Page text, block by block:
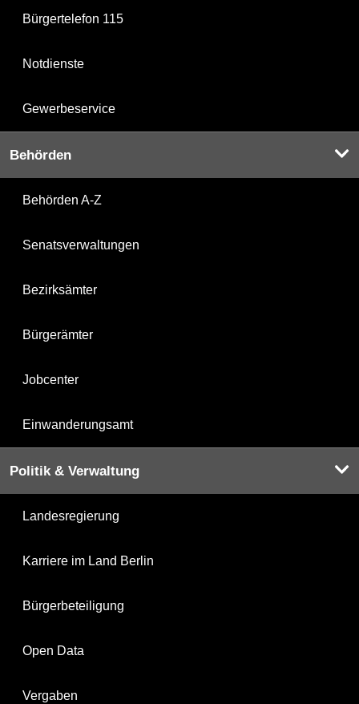
Bürgertelefon 115
Notdienste
Gewerbeservice
Behörden
Behörden A-Z
Senatsverwaltungen
Bezirksämter
Bürgerämter
Jobcenter
Einwanderungsamt
Politik & Verwaltung
Landesregierung
Karriere im Land Berlin
Bürgerbeteiligung
Open Data
Vergaben